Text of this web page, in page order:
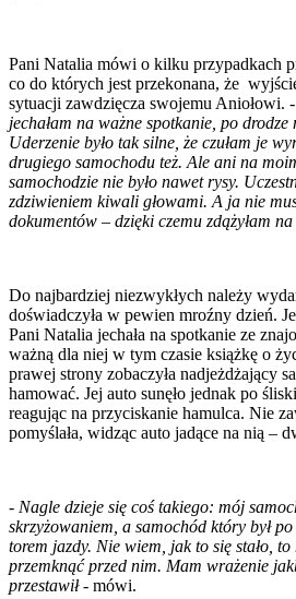
Pani Natalia mówi o kilku przypadkach
co do których jest przekonana, że
sytuacji zawdzięcza swojemu Aniołowi. -
jechałam na ważne spotkanie, po drodze
Uderzenie było tak silne, że czułam je
drugiego samochodu też. Ale ani na
samochodzie nie było nawet rysy.
zdziwieniem kiwali głowami. A ja nie
dokumentów – dzięki czemu zdążyłam
Do najbardziej niezwykłych należy
doświadczyła w pewien mroźny dzień.
Pani Natalia jechała na spotkanie ze
ważną dla niej w tym czasie książkę o
prawej strony zobaczyła nadjeżdżający
hamować. Jej auto sunęło jednak po
reagując na przyciskanie hamulca. Nie
pomyślała, widząc auto jadące na nią –
- Nagle dzieje się coś takiego: mój
skrzyżowaniem, a samochód który był
torem jazdy. Nie wiem, jak to się stało, to
przemknąć przed nim. Mam wrażenie
przestawił- mówi.